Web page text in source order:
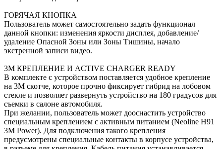
ГОРЯЧАЯ КНОПКА
Пользователь может самостоятельно задать функционал
данной кнопки: изменения яркости дисплея, добавление/
удаление Опасной Зоны или Зоны Тишины, начало
экстренной записи видео.
3M КРЕПЛЕНИЕ И ACTIVE CHARGER READY
В комплекте с устройством поставляется удобное крепление
на 3М скотче, которое прочно фиксирует гибрид на лобовом
стекле и позволяет развернуть устройство на 180 градусов для
съемки в салоне автомобиля.
При желании, пользователь может дооснастить устройство
специальным креплением с активным питанием (Neoline H91
3M Power). Для подключения такого крепления
предусмотрены специальные контакты в корпусе устройства,